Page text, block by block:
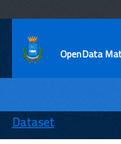
OpenData
ENTI
TEMI
Dataset